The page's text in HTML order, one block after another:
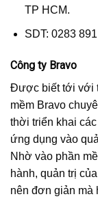
TP HCM.
SDT: 0283
Công ty Bravo
Được biết tới với
mềm Bravo
thời triển khai
ứng dụng vào
Nhờ vào phần
hành, quản trị
nên đơn giản mà